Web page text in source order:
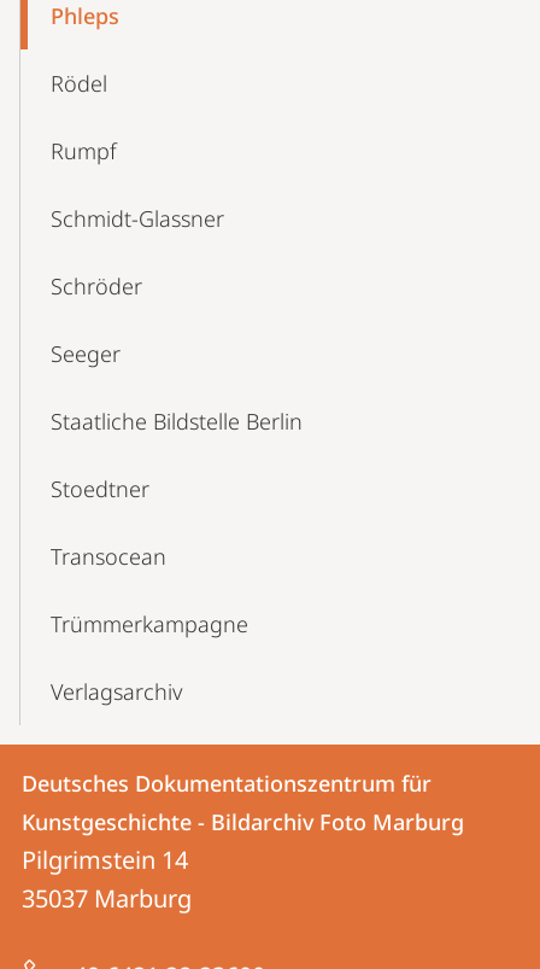
Phleps
Rödel
Rumpf
Schmidt-Glassner
Schröder
Seeger
Staatliche Bildstelle Berlin
Stoedtner
Transocean
Trümmerkampagne
Verlagsarchiv
Kontakt
und
Informationen
zur
Kontaktinformationen
Deutsches
Dokumentationszentrum
für
Kunstgeschichte
Deutsches Dokumentationszentrum für
Kunstgeschichte - Bildarchiv Foto Marburg
Pilgrimstein 14
35037 Marburg